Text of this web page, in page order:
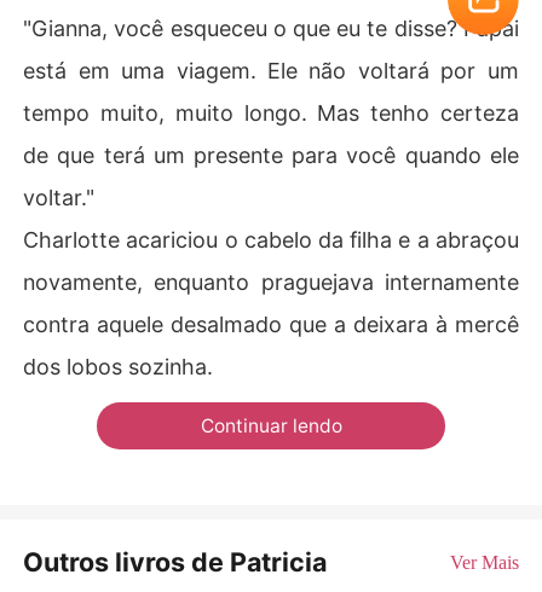
"Gianna, você esqueceu o que eu te disse? Papai
está em uma viagem. Ele não voltará por um
tempo muito, muito longo. Mas tenho certeza
de que terá um presente para você quando ele
voltar."
Charlotte acariciou o cabelo da filha e a abraçou
novamente, enquanto praguejava internamente
contra aquele desalmado que a deixara à mercê
dos lobos sozinha.
Continuar lendo
Outros livros de Patricia Ver Mais